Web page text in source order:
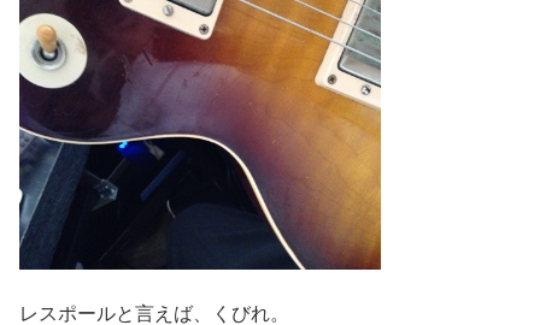
レスポールと言えば、くびれ。